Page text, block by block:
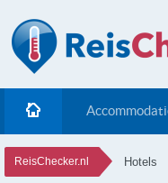
ReisChecker.nl Hotels